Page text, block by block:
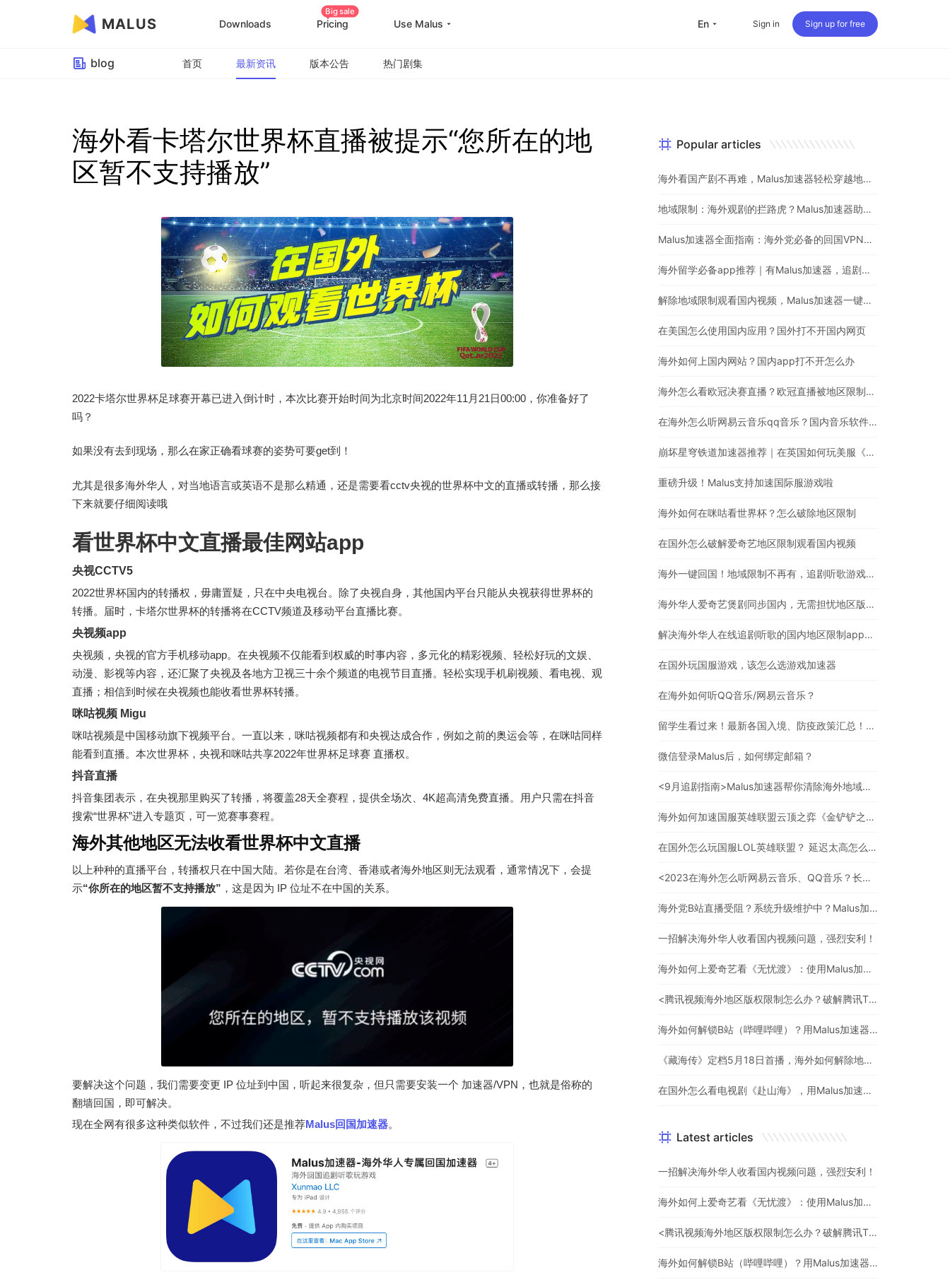
MALUS Downloads Pricing
Big sale
Use Malus en Sign in Sign up for free
blog 首页 最新资讯 版本公告 热门剧集
海外看卡塔尔世界杯直播被提示“您所在的地
区暂不支持播放”
2022卡塔尔世界杯足球赛开幕已进入倒计时，本次比赛开始时间为北京时间2022年11月21日00:00，你准备好了
吗？
如果没有去到现场，那么在家正确看球赛的姿势可要get到！
尤其是很多海外华人，对当地语言或英语不是那么精通，还是需要看cctv央视的世界杯中文的直播或转播，那么接
下来就要仔细阅读哦
看世界杯中文直播最佳网站app
央视CCTV5
2022世界杯国内的转播权，毋庸置疑，只在中央电视台。除了央视自身，其他国内平台只能从央视获得世界杯的
转播。届时，卡塔尔世界杯的转播将在CCTV频道及移动平台直播比赛。
央视频app
央视频，央视的官方手机移动app。在央视频不仅能看到权威的时事内容，多元化的精彩视频、轻松好玩的文娱、
动漫、影视等内容，还汇聚了央视及各地方卫视三十余个频道的电视节目直播。轻松实现手机刷视频、看电视、观
直播；相信到时候在央视频也能收看世界杯转播。
咪咕视频 Migu
咪咕视频是中国移动旗下视频平台。一直以来，咪咕视频都有和央视达成合作，例如之前的奥运会等，在咪咕同样
能看到直播。本次世界杯，央视和咪咕共享2022年世界杯足球赛 直播权。
抖音直播
抖音集团表示，在央视那里购买了转播，将覆盖28天全赛程，提供全场次、4K超高清免费直播。用户只需在抖音
搜索“世界杯”进入专题页，可一览赛事赛程。
海外其他地区无法收看世界杯中文直播
以上种种的直播平台，转播权只在中国大陆。若你是在台湾、香港或者海外地区则无法观看，通常情况下，会提
示“你所在的地区暂不支持播放” ，这是因为 IP 位址不在中国的关系。
要解决这个问题，我们需要变更 IP 位址到中国，听起来很复杂，但只需要安装一个 加速器/VPN，也就是俗称的
翻墙回国，即可解决。
现在全网有很多这种类似软件，不过我们还是推荐Malus回国加速器。
Popular articles
海外看国产剧不再难，Malus加速器轻松穿越地理屏障
地域限制：海外观剧的拦路虎？Malus加速器助你一键突破
Malus加速器全面指南：海外党必备的回国VPN与追剧神器
海外留学必备app推荐｜有Malus加速器，追剧听歌游戏不用愁
解除地域限制观看国内视频，Malus加速器一键解决海外党烦恼
在美国怎么使用国内应用？国外打不开国内网页
海外如何上国内网站？国内app打不开怎么办
海外怎么看欧冠决赛直播？欧冠直播被地区限制？在国外怎么看国内视频
在海外怎么听网易云音乐qq音乐？国内音乐软件有版权限制解决方法
崩坏星穹铁道加速器推荐｜在英国如何玩美服《崩坏：星穹铁道》
重磅升级！Malus支持加速国际服游戏啦
海外如何在咪咕看世界杯？怎么破除地区限制
在国外怎么破解爱奇艺地区限制观看国内视频
海外一键回国！地域限制不再有，追剧听歌游戏全都行
海外华人爱奇艺煲剧同步国内，无需担忧地区版权限制
解决海外华人在线追剧听歌的国内地区限制app，强烈安利
在国外玩国服游戏，该怎么选游戏加速器
在海外如何听QQ音乐/网易云音乐？
留学生看过来！最新各国入境、防疫政策汇总！（文末有福利）
微信登录Malus后，如何绑定邮箱？
<9月追剧指南>Malus加速器帮你清除海外地域限制，实现追剧自由！
海外如何加速国服英雄联盟云顶之弈《金铲铲之战》？
在国外怎么玩国服LOL英雄联盟？ 延迟太高怎么办？
<2023在海外怎么听网易云音乐、QQ音乐？长久有效的方法来了>
海外党B站直播受阻？系统升级维护中？Malus加速器帮你一步解决真问题
一招解决海外华人收看国内视频问题，强烈安利！
海外如何上爱奇艺看《无忧渡》：使用Malus加速器一键解除地域限制
<腾讯视频海外地区版权限制怎么办？破解腾讯TV地域限制的办法>
海外如何解锁B站（哔哩哔哩）？用Malus加速器解除地域限制，一键流畅追番
《藏海传》定档5月18日首播，海外如何解除地区限制追剧
在国外怎么看电视剧《赴山海》，用Malus加速器一键解锁地区限制
Latest articles
一招解决海外华人收看国内视频问题，强烈安利！
海外如何上爱奇艺看《无忧渡》：使用Malus加速器一键解除地域限制
<腾讯视频海外地区版权限制怎么办？破解腾讯TV地域限制的办法>
海外如何解锁B站（哔哩哔哩）？用Malus加速器解除地域限制，一键流畅追番